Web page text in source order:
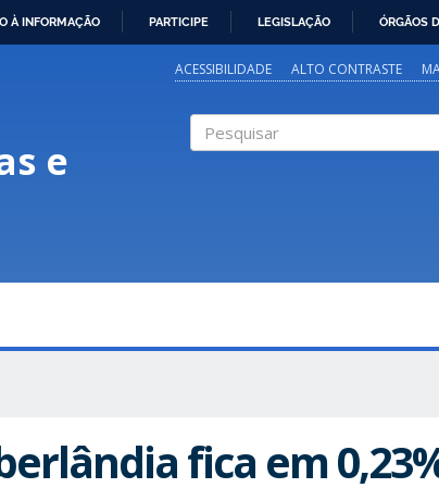
À INFORMAÇÃO PARTICIPE LEGISLAÇÃO ÓRGÃOS
ACESSIBILIDADE ALTO CONTRASTE
e
fica em